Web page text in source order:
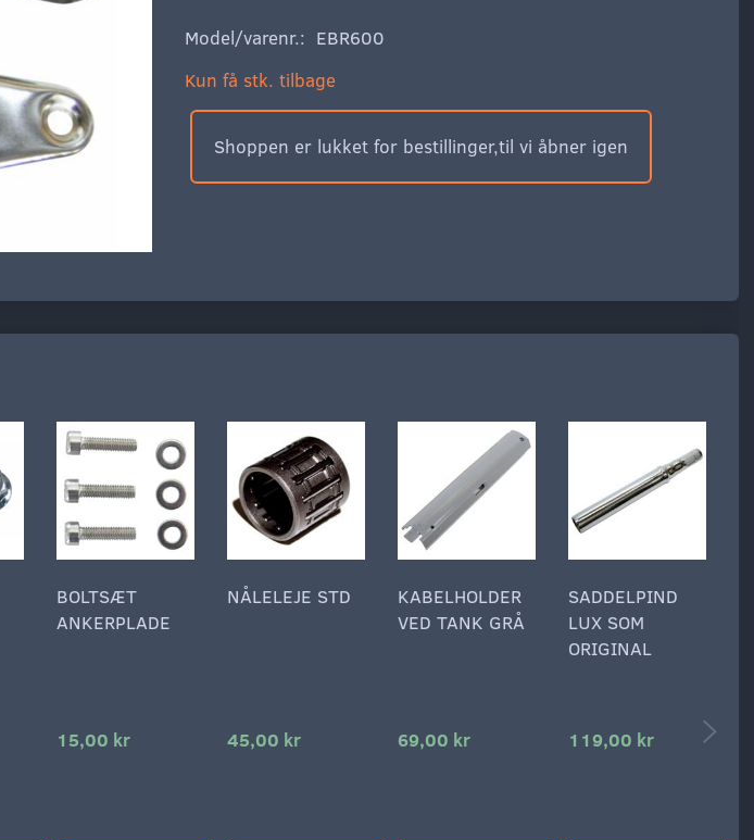
Model/varenr.: EBR600
Kun få stk. tilbage
Shoppen er lukket for bestillinger,til vi åbner igen
BOLTSÆT
ANKERPLADE
15,00 kr
NÅLELEJE STD
45,00 kr
KABELHOLDER
VED TANK GRÅ
69,00 kr
SADDELPIND
LUX SOM
ORIGINAL
119,00 kr